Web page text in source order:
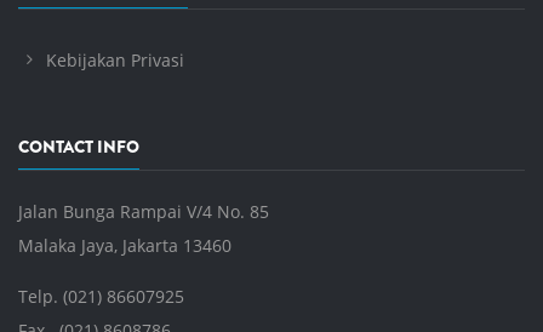
Kebijakan Privasi
CONTACT INFO
Jalan Bunga Rampai V/4 No. 85
Malaka Jaya, Jakarta 13460
Telp. (021) 86607925